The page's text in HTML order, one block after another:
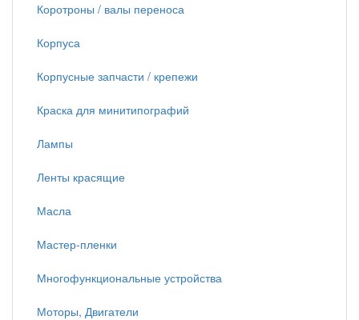
Коротроны / валы переноса
Корпуса
Корпусные запчасти / крепежи
Краска для минитипографий
Лампы
Ленты красящие
Масла
Мастер-пленки
Многофункциональные устройства
Моторы, Двигатели